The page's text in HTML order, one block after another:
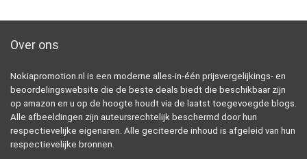
Over ons
Nokiapromotion.nl is een moderne alles-in-één prijsvergelijkings- en
beoordelingswebsite die de beste deals biedt die beschikbaar zijn
op amazon en u op de hoogte houdt via de laatst toegevoegde blogs.
Alle afbeeldingen zijn auteursrechtelijk beschermd door hun
respectievelijke eigenaren. Alle geciteerde inhoud is afgeleid van hun
respectievelijke bronnen.